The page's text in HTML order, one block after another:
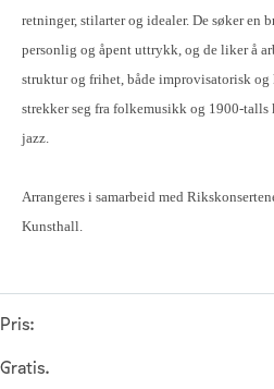
retninger, stilarter og idealer. De søker en
personlig og åpent uttrykk, og de liker å
struktur og frihet, både improvisatorisk og
strekker seg fra folkemusikk og 1900-
jazz.
Arrangeres i samarbeid med
Kunsthall.
Pris:
Gratis.